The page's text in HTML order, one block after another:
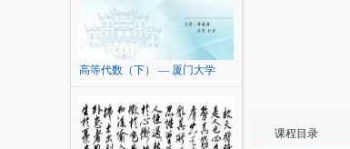
高等代数（下） — 厦门大学
课程目录